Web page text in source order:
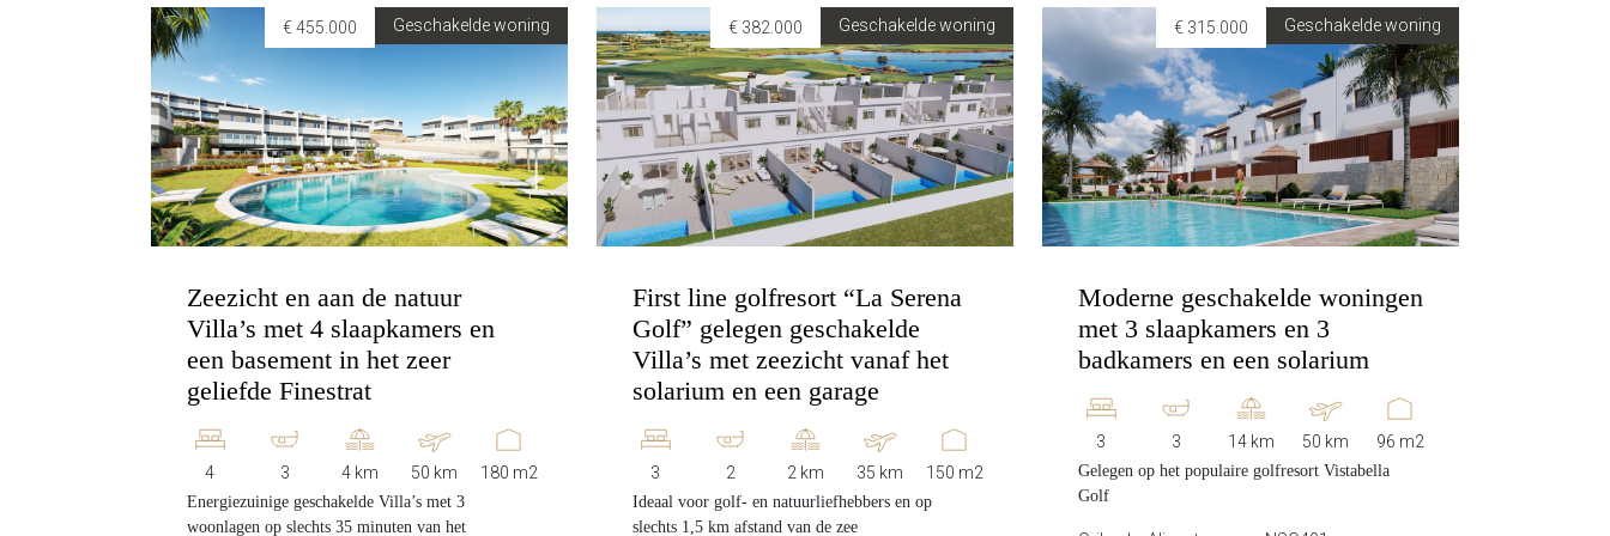
Geschakelde woning
€ 455.000
Zeezicht en aan de natuur
Villa’s met 4 slaapkamers en
een basement in het zeer
geliefde Finestrat
4 3 4 km 50 km 180 m2
Energiezuinige geschakelde Villa’s met 3
woonlagen op slechts 35 minuten van het
Geschakelde woning
€ 382.000
First line golfresort “La Serena
Golf” gelegen geschakelde
Villa’s met zeezicht vanaf het
solarium en een garage
3 2 2 km 35 km 150 m2
Ideaal voor golf- en natuurliefhebbers en op
slechts 1,5 km afstand van de zee
Geschakelde woning
€ 315.000
Moderne geschakelde woningen
met 3 slaapkamers en 3
badkamers en een solarium
3 3 14 km 50 km 96 m2
Gelegen op het populaire golfresort Vistabella
Golf